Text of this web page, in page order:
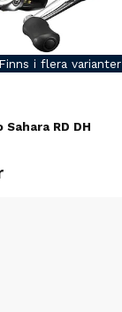
Finns i flera varianter
Sahara RD DH